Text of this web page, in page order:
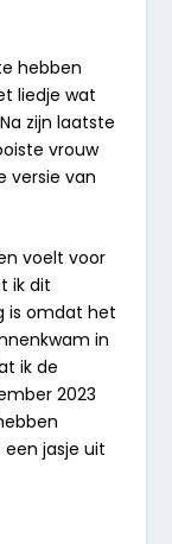
hebben
liedje wat
zijn laatste
vrouw
versie van
voelt voor
ik dit
is omdat het
in
ik de
2023
jasje uit